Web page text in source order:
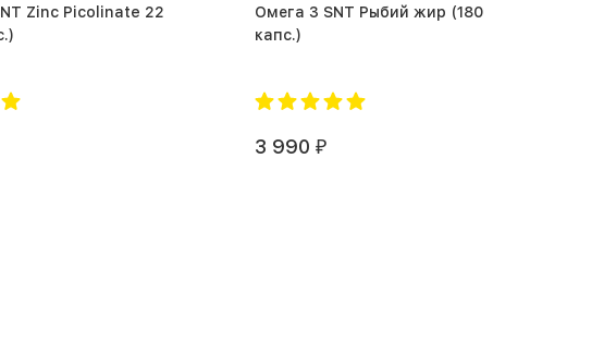
Zinc Picolinate 22
Омега 3 SNT Рыбий жир (180
капс.)
3 990 ₽